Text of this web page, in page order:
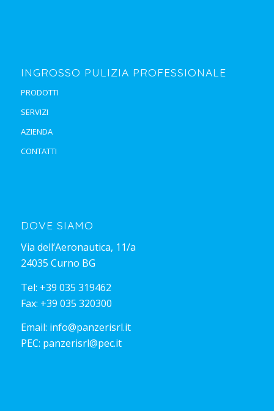
INGROSSO PULIZIA PROFESSIONALE
PRODOTTI
SERVIZI
AZIENDA
CONTATTI
DOVE SIAMO
Via dell’Aeronautica, 11/a
24035 Curno BG
Tel: +39 035 319462
Fax: +39 035 320300
Email: info@panzerisrl.it
PEC: panzerisrl@pec.it